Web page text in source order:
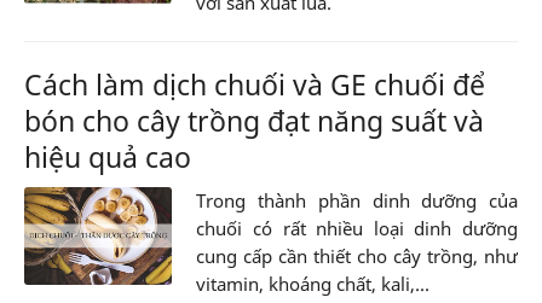
Cách làm dịch chuối và GE chuối để
bón cho cây trồng đạt năng suất và
hiệu quả cao
Trong thành phần dinh dưỡng của
chuối có rất nhiều loại dinh dưỡng
cung cấp cần thiết cho cây trồng, như
vitamin, khoáng chất, kali,...